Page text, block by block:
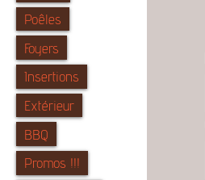
Poêles
Foyers
Insertions
Extérieur
BBQ
Promos !!!